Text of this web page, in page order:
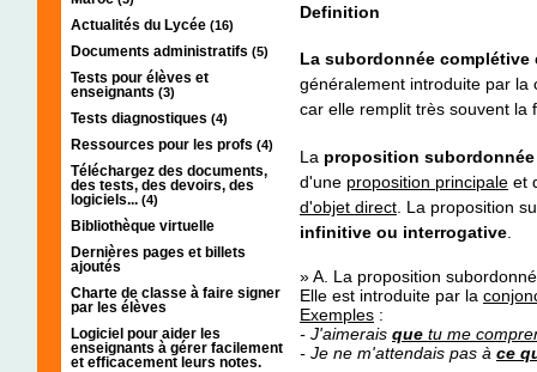
Actualités du Lycée (16)
Documents administratifs (5)
Tests pour élèves et
enseignants (3)
Tests diagnostiques (4)
Ressources pour les profs (4)
Téléchargez des documents,
des tests, des devoirs, des
logiciels... (4)
Bibliothèque virtuelle
Dernières pages et billets
ajoutés
Charte de classe à faire signer
par les élèves
Logiciel pour aider les
enseignants à gérer facilement
et efficacement leurs notes.
Definition
La subordonnée complétive
généralement introduite par la
car elle remplit très souvent la
La proposition
d'une proposition principale et
d'objet direct . La proposition
infinitive ou interrogative
» A. La proposition
Elle est introduite par la
Exemples :
- J'aimerais que tu me
- Je ne m'attendais pas à ce